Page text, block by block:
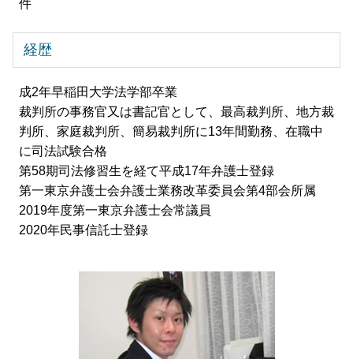
件
経歴
成2年早稲田大学法学部卒業
裁判所の事務官又は書記官として、最高裁判所、地方裁
判所、家庭裁判所、簡易裁判所に13年間勤務、在職中
に司法試験合格
第58期司法修習生を経て平成17年弁護士登録
第一東京弁護士会弁護士業務改革委員会第4部会所属
2019年度第一東京弁護士会常議員
2020年民事信託士登録